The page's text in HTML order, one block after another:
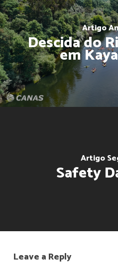
Artigo
Descida do
em
Artigo
Safety
Leave a Reply